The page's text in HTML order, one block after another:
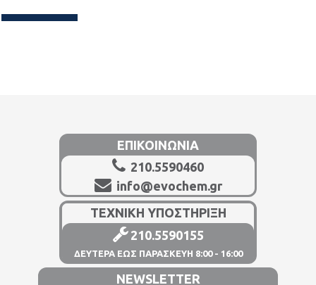
ΕΠΙΚΟΙΝΩΝΙΑ
210.5590460
info@evochem.gr
ΤΕΧΝΙΚΗ ΥΠΟΣΤΗΡΙΞΗ
210.5590155
ΔΕΥΤΕΡΑ ΕΩΣ ΠΑΡΑΣΚΕΥΗ 8:00 - 16:00
NEWSLETTER